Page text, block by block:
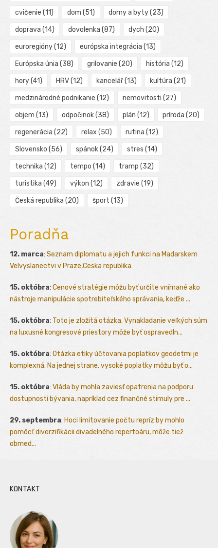
cvičenie (11) dom (51) domy a byty(23)
doprava (14) dovolenka (87) dych (20)
euroregióny(12) európska integrácia (13)
Európska únia (38) grilovanie (20) história (12)
hory(41) HRV(12) kancelář(13) kultúra (21)
medzinárodné podnikanie (12) nemovitosti (27)
objem (13) odpočinok(38) plán (12) príroda (20)
regenerácia (22) relax (50) rutina (12)
Slovensko (56) spánok(24) stres (14)
technika (12) tempo (14) tramp (32)
turistika (49) výkon (12) zdravie (19)
Česká republika (20) šport (13)
Poradňa
12. marca: Seznam diplomatu a jejich funkci na Madarskem
Velvyslanectvi v Praze,Ceska republika
15. októbra: Cenové stratégie môžu byť určite vnímané ako
nástroje manipulácie spotrebiteľského správania, keďže ...
15. októbra: Toto je zložitá otázka. Vynakladanie veľkých súm
na luxusné kongresové priestory môže byť ospravedln...
15. októbra: Otázka etiky účtovania poplatkov geodetmi je
komplexná. Na jednej strane, vysoké poplatky môžu byť o...
15. októbra: Vláda by mohla zaviesť opatrenia na podporu
dostupnosti bývania, napríklad cez finančné stimuly pre ...
29. septembra: Hoci limitovanie počtu repríz by mohlo
pomôcť diverzifikácii divadelného repertoáru, môže tiež
obmed...
KONTAKT